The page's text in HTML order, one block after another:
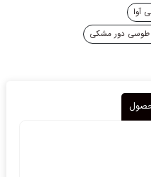
آوا
طوسی دور مشکی